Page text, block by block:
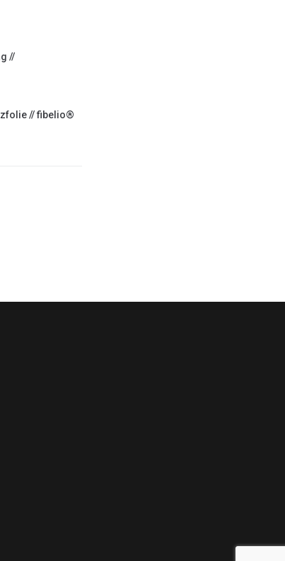
//
// fibelio®